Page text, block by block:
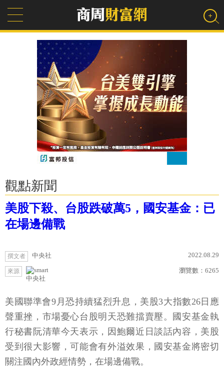
觀點新聞
美股下殺、台股跌破萬5，國安基金：已
在場邊備戰
撰文者 中央社 2022.08.29
來源
中央社
瀏覽數： 6265
美國聯準會9月恐持續猛烈升息，美股3大指數26日應
聲重挫，市場憂心台股明天恐難擋賣壓。國安基金執
行秘書阮清華今天表示，因鮑爾近日談話內容，美股
受到很大影響，可能會有外溢效果，國安基金將密切
關注國內外政經情勢，在場邊備戰。